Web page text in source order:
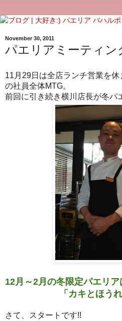
November 30, 2011
パエリアミーティン
11月 29日は全店ランチ営業を
の社員全体MTG。
前回に引き続き横川店長が冬パ
12月～2月の冬限定パエリア
「カキとほうれん草
さて、スタートです!!